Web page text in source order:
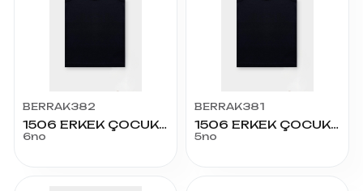
BERRAK382
1506 ERKEK ÇOCUK ATLET RENKLİ 6
6no
BERRAK381
1506 ERKEK ÇOCUK ATLET RENKLİ 5
5no